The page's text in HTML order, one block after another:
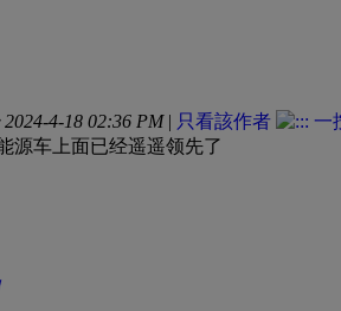
4-18 02:36 PM| 只看該作者
源车上面已经遥遥领先了